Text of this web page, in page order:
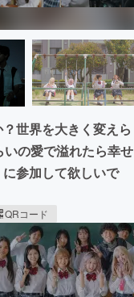
世界を大きく変えら
の愛で溢れたら幸せ
参加して欲しいで
QRコード